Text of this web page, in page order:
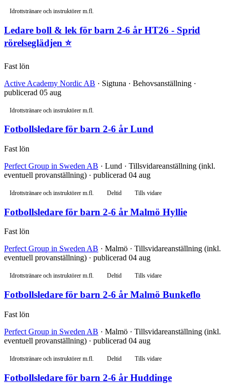
Idrottstränare och instruktörer m.fl.
Ledare boll & lek för barn 2-6 år HT26 - Sprid
rörelseglädjen ⭐
Fast lön
Active Academy Nordic AB · Sigtuna · Behovsanställning ·
publicerad 05 aug
Idrottstränare och instruktörer m.fl.
Fotbollsledare för barn 2-6 år Lund
Fast lön
Perfect Group in Sweden AB · Lund · Tillsvidareanställning (inkl.
eventuell provanställning) · publicerad 04 aug
Idrottstränare och instruktörer m.fl. Deltid Tills vidare
Fotbollsledare för barn 2-6 år Malmö Hyllie
Fast lön
Perfect Group in Sweden AB · Malmö · Tillsvidareanställning (inkl.
eventuell provanställning) · publicerad 04 aug
Idrottstränare och instruktörer m.fl. Deltid Tills vidare
Fotbollsledare för barn 2-6 år Malmö Bunkeflo
Fast lön
Perfect Group in Sweden AB · Malmö · Tillsvidareanställning (inkl.
eventuell provanställning) · publicerad 04 aug
Idrottstränare och instruktörer m.fl. Deltid Tills vidare
Fotbollsledare för barn 2-6 år Huddinge